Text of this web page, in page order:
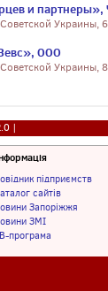
и партнеры»,
Украины,
ООО
Украины,
|
підприємств
сайтів
Запоріжжя
ЗМІ
програма